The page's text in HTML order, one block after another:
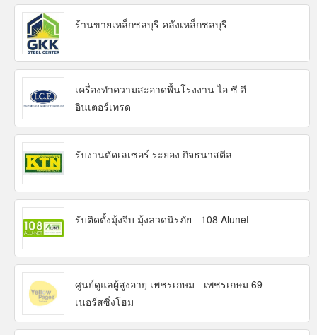
ร้านขายเหล็กชลบุรี คลังเหล็กชลบุรี
เครื่องทำความสะอาดพื้นโรงงาน ไอ ซี อี
อินเตอร์เทรด
รับงานตัดเลเซอร์ ระยอง กิจธนาสตีล
รับติดตั้งมุ้งจีบ มุ้งลวดนิรภัย - 108 Alunet
ศูนย์ดูแลผู้สูงอายุ เพชรเกษม - เพชรเกษม 69
เนอร์สซิ่งโฮม